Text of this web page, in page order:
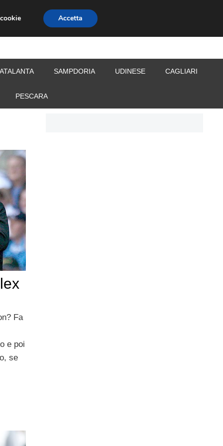
CALCIOMERCATO
SAMPDORIA UDINESE CAGLIARI
PESCARA
Fa
e poi
se
Accetta